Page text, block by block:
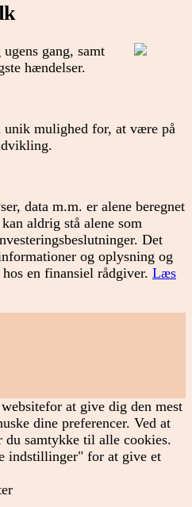
gang, samt
hændelser.
mulighed for, at være på
data m.m. er alene beregnet
aldrig stå alene som
Det
og oplysning og
en finansiel rådgiver. Læs
at give dig den mest
dine preferencer. Ved at
du samtykke til alle cookies.
indstillinger" for at give et